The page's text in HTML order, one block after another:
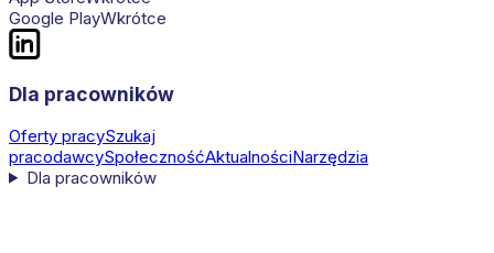
Google PlayWkrótce
Dla pracowników
Oferty pracySzukaj
pracodawcySpołecznośćAktualnościNarzędzia
Dla pracowników